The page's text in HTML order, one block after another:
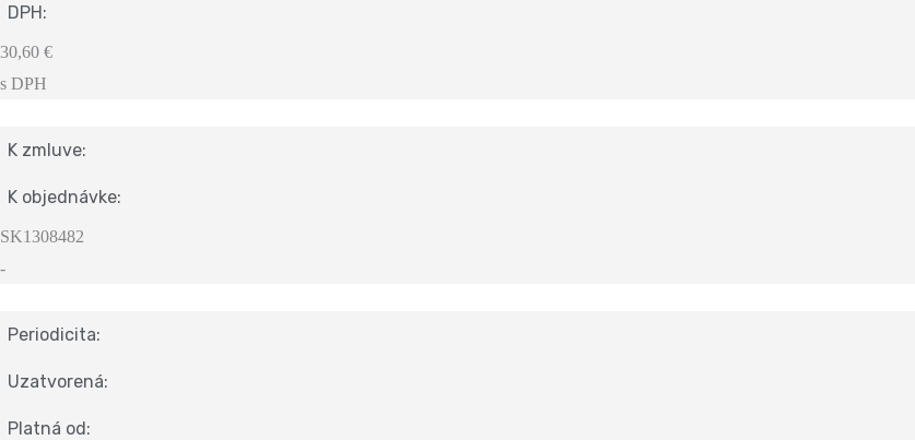
DPH:
30,60 €
s DPH
K zmluve:
K objednávke:
SK1308482
-
Periodicita:
Uzatvorená:
Platná od: